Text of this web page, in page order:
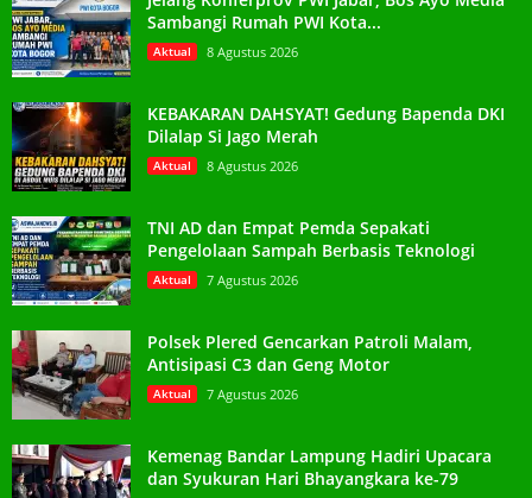
Sambangi Rumah PWI Kota...
Aktual 8 Agustus 2026
KEBAKARAN DAHSYAT! Gedung Bapenda DKI
Dilalap Si Jago Merah
Aktual 8 Agustus 2026
TNI AD dan Empat Pemda Sepakati
Pengelolaan Sampah Berbasis Teknologi
Aktual 7 Agustus 2026
Polsek Plered Gencarkan Patroli Malam,
Antisipasi C3 dan Geng Motor
Aktual 7 Agustus 2026
Kemenag Bandar Lampung Hadiri Upacara
dan Syukuran Hari Bhayangkara ke-79